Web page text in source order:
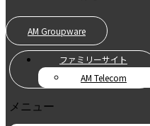
AM Groupware
ファミリーサイト
AM Telecom
メニュー